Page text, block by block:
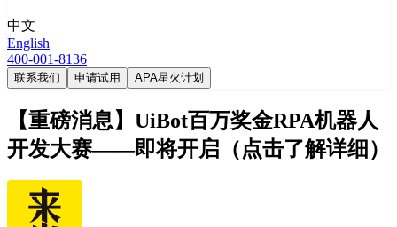
中文
English
400-001-8136
联系我们 申请试用 APA星火计划
【重磅消息】UiBot百万奖金RPA机器人
开发大赛——即将开启（点击了解详细）